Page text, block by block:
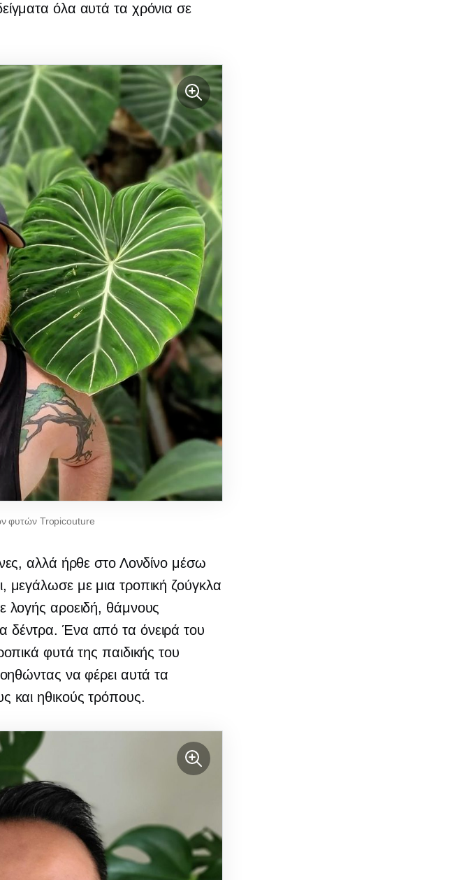
όλα αυτά τα χρόνια σε
φυτών Tropicouture
αλλά ήρθε στο Λονδίνο μέσω
με μια τροπική ζούγκλα
λογής αροειδή, θάμνους
δέντρα. Ένα από τα όνειρά του
φυτά της παιδικής του
να φέρει αυτά τα
και ηθικούς τρόπους.